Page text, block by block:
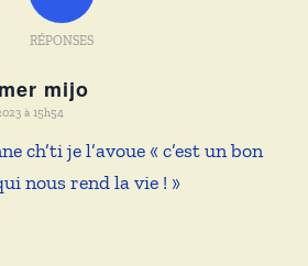
RÉPONSES
mijo
à 15h54
ch’ti je l’avoue « c’est un bon
nous rend la vie ! »